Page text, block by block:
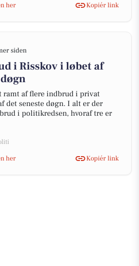
her Kopiér link
siden
i Risskov i løbet af
ramt af flere indbrud i privat
det seneste døgn. I alt er der
i politikredsen, hvoraf tre er
her
Kopiér link